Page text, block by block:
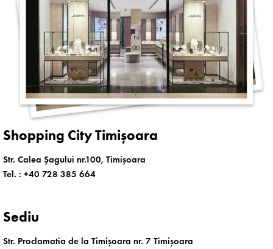
Shopping City Timișoara
Str. Calea Șagului nr.100, Timișoara
Tel. : +40 728 385 664
Sediu
Str. Proclamatia de la Timișoara nr. 7 Timișoara